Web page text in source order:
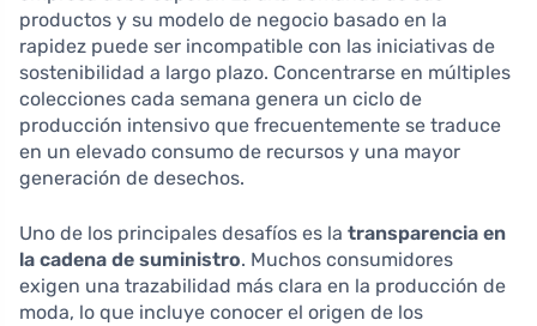
productos y su modelo de negocio basado en la
rapidez puede ser incompatible con las iniciativas de
sostenibilidad a largo plazo. Concentrarse en múltiples
colecciones cada semana genera un ciclo de
producción intensivo que frecuentemente se traduce
en un elevado consumo de recursos y una mayor
generación de desechos.
Uno de los principales desafíos es la transparencia en
la cadena de suministro. Muchos consumidores
exigen una trazabilidad más clara en la producción de
moda, lo que incluye conocer el origen de los